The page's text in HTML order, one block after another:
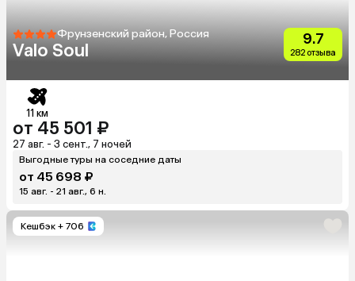
Фрунзенский район, Россия
Valo Soul
9.7
282 отзыва
11 км
от 45 501 ₽
27 авг. - 3 сент., 7 ночей
Выгодные туры на соседние даты
от 45 698 ₽
15 авг. - 21 авг., 6 н.
Кешбэк + 706